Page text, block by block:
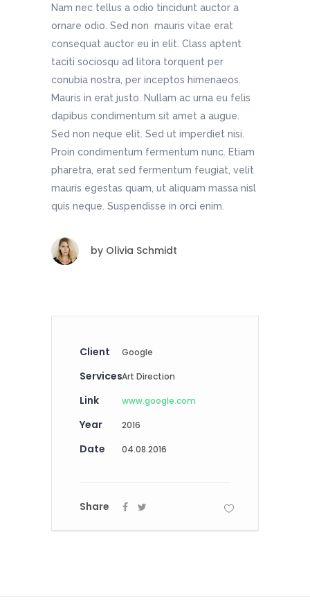
Nam nec tellus a odio tincidunt auctor a
ornare odio. Sed non mauris vitae erat
consequat auctor eu in elit. Class aptent
taciti sociosqu ad litora torquent per
conubia nostra, per inceptos himenaeos.
Mauris in erat justo. Nullam ac urna eu felis
dapibus condimentum sit amet a augue.
Sed non neque elit. Sed ut imperdiet nisi.
Proin condimentum fermentum nunc. Etiam
pharetra, erat sed fermentum feugiat, velit
mauris egestas quam, ut aliquam massa nisl
quis neque. Suspendisse in orci enim.
by Olivia Schmidt
Client Google
ServicesArt Direction
Link www.google.com
Year 2016
Date 04.08.2016
Share